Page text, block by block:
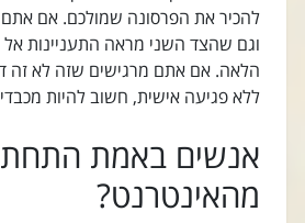
להכיר את הפרסונה שמולכם. אם
וגם שהצד השני מראה התעניינות
הלאה. אם אתם מרגישים שזה לא זה
ללא פגיעה אישית, חשוב להיות
אנשים באמת
מהאינטרנט?